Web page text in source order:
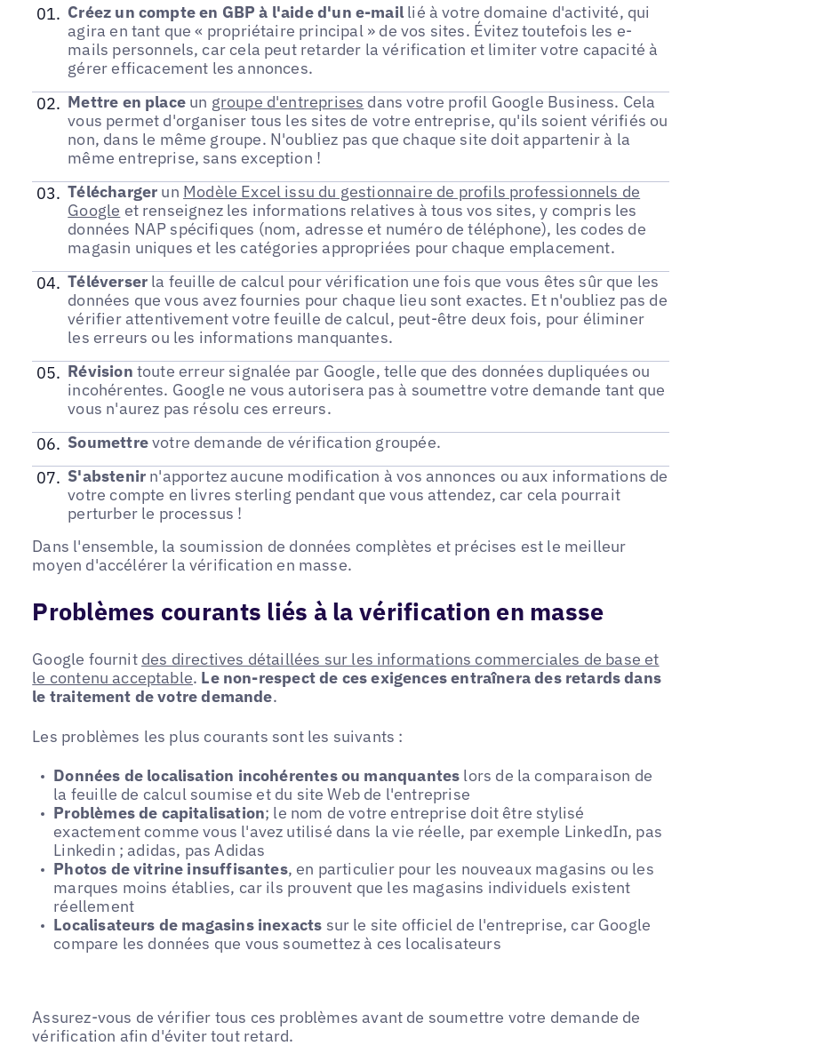
Créez un compte en GBP à l'aide d'un e-mail lié à votre domaine d'activité, qui
agira en tant que « propriétaire principal » de vos sites. Évitez toutefois les e-
mails personnels, car cela peut retarder la vérification et limiter votre capacité à
gérer efficacement les annonces.
Mettre en placeun groupe d'entreprises dans votre profil Google Business. Cela
vous permet d'organiser tous les sites de votre entreprise, qu'ils soient vérifiés ou
non, dans le même groupe. N'oubliez pas que chaque site doit appartenir à la
même entreprise, sans exception !
Télécharger un Modèle Excel issu du gestionnaire de profils professionnels de
Google et renseignez les informations relatives à tous vos sites, y compris les
données NAP spécifiques (nom, adresse et numéro de téléphone), les codes de
magasin uniques et les catégories appropriées pour chaque emplacement.
Téléverser la feuille de calcul pour vérification une fois que vous êtes sûr que les
données que vous avez fournies pour chaque lieu sont exactes. Et n'oubliez pas de
vérifier attentivement votre feuille de calcul, peut-être deux fois, pour éliminer
les erreurs ou les informations manquantes.
Révision toute erreur signalée par Google, telle que des données dupliquées ou
incohérentes. Google ne vous autorisera pas à soumettre votre demande tant que
vous n'aurez pas résolu ces erreurs.
Soumettrevotre demande de vérification groupée.
S'abstenir n'apportez aucune modification à vos annonces ou aux informations de
votre compte en livres sterling pendant que vous attendez, car cela pourrait
perturber le processus !
Dans l'ensemble, la soumission de données complètes et précises est le meilleur
moyen d'accélérer la vérification en masse.
Problèmes courants liés à la vérification en masse
Google fournit des directives détaillées sur les informations commerciales de base et
le contenu acceptable. Le non-respect de ces exigences entraînera des retards dans
le traitement de votre demande.
Les problèmes les plus courants sont les suivants :
Données de localisation incohérentes ou manquantes lors de la comparaison de
la feuille de calcul soumise et du site Web de l'entreprise
Problèmes de capitalisation; le nom de votre entreprise doit être stylisé
exactement comme vous l'avez utilisé dans la vie réelle, par exemple LinkedIn, pas
Linkedin ; adidas, pas Adidas
Photos de vitrine insuffisantes, en particulier pour les nouveaux magasins ou les
marques moins établies, car ils prouvent que les magasins individuels existent
réellement
Localisateurs de magasins inexacts sur le site officiel de l'entreprise, car Google
compare les données que vous soumettez à ces localisateurs
Assurez-vous de vérifier tous ces problèmes avant de soumettre votre demande de
vérification afin d'éviter tout retard.